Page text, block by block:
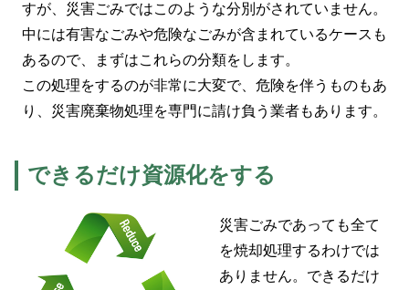
すが、災害ごみではこのような分別がされていません。
中には有害なごみや危険なごみが含まれているケースも
あるので、まずはこれらの分類をします。
この処理をするのが非常に大変で、危険を伴うものもあ
り、災害廃棄物処理を専門に請け負う業者もあります。
できるだけ資源化をする
災害ごみであっても全て
を焼却処理するわけでは
ありません。できるだけ